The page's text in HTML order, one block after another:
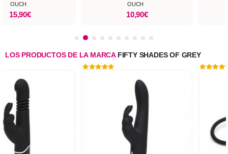
OUCH
15,90€
OUCH
10,90€
LOS PRODUCTOS DE LA MARCA FIFTY SHADES OF GREY